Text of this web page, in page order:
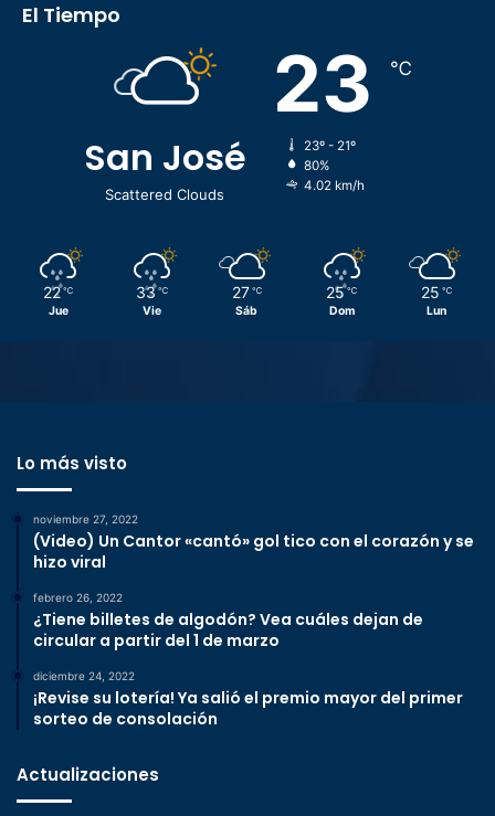
El Tiempo
San José
Scattered Clouds
23 ℃
23º - 21º
80%
4.02 km/h
22 ℃
Jue
33 ℃
Vie
27 ℃
Sáb
25 ℃
Dom
25 ℃
Lun
Lo más visto
noviembre 27, 2022
(Video) Un Cantor «cantó» gol tico con el corazón y se
hizo viral
febrero 26, 2022
¿Tiene billetes de algodón? Vea cuáles dejan de
circular a partir del 1 de marzo
diciembre 24, 2022
¡Revise su lotería! Ya salió el premio mayor del primer
sorteo de consolación
Actualizaciones